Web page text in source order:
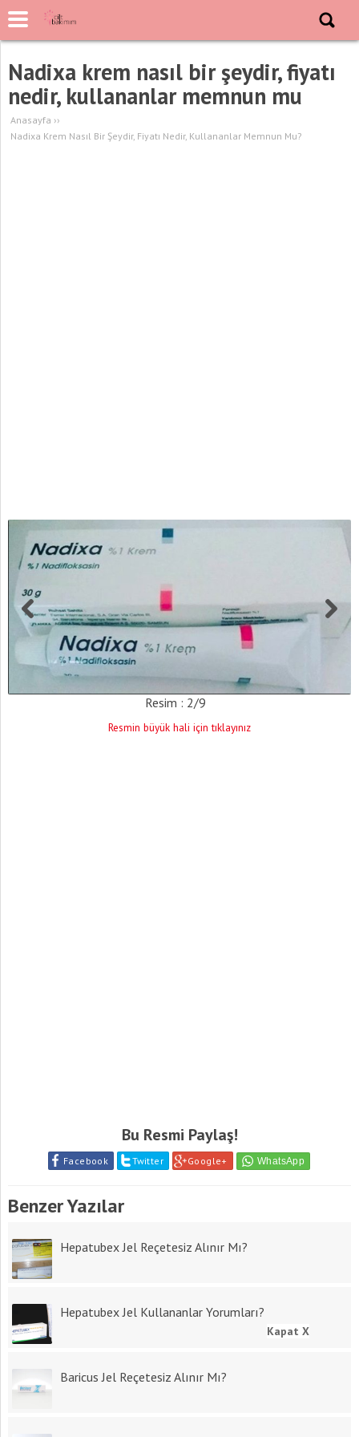
Nadixa krem nasıl bir şeydir, fiyatı
nedir, kullananlar memnun mu
Anasayfa ››
Nadixa Krem Nasıl Bir Şeydir, Fiyatı Nedir, Kullananlar Memnun Mu?
Resim : 2/9
Resmin büyük hali için tıklayınız
Bu Resmi Paylaş!
Facebook Twitter Google+
Benzer Yazılar
Hepatubex Jel Reçetesiz Alınır Mı?
Hepatubex Jel Kullananlar Yorumları?
Baricus Jel Reçetesiz Alınır Mı?
Kapat X